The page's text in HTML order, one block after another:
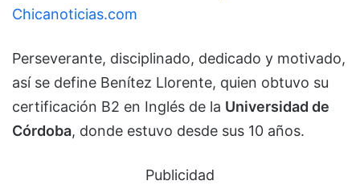
Chicanoticias.com
Perseverante, disciplinado, dedicado y motivado,
así se define Benítez Llorente, quien obtuvo su
certificación B2 en Inglés de la Universidad de
Córdoba, donde estuvo desde sus 10 años.
Publicidad